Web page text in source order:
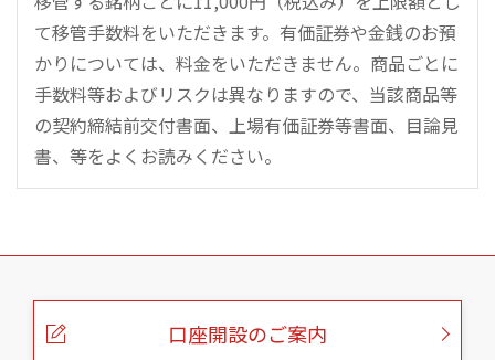
て移管手数料をいただきます。有価証券や金銭のお預
かりについては、料金をいただきません。商品ごとに
手数料等およびリスクは異なりますので、当該商品等
の契約締結前交付書面、上場有価証券等書面、目論見
書、等をよくお読みください。
こ
口座開設のご案内